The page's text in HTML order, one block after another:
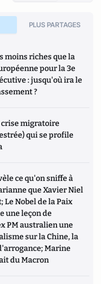
PLUS PARTAGES
moins riches que la
pour la 3e
: jusqu'où ira le
?
crise migratoire
qui se profile
ce qu'on sniffe à
que Xavier Niel
Le Nobel de la Paix
une leçon de
PM australien une
sur la Chine, la
Marine
du Macron